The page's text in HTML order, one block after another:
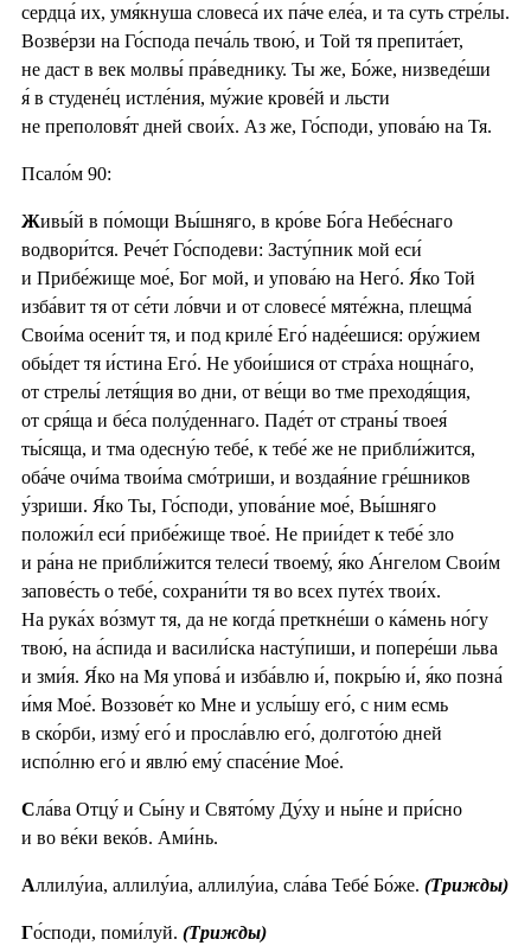
сердца́ их, умя́кнуша словеса́ их па́че еле́а, и та суть стре́лы.
Возве́рзи на Го́спода печа́ль твою́, и Той тя препита́ет,
не даст в век молвы́ пра́веднику. Ты же, Бо́же, низведе́ши
я́ в студене́ц истле́ния, му́жие крове́й и льсти
не преполовя́т дней свои́х. Аз же, Го́споди, упова́ю на Тя.
Псало́м 90:
Живы́й в по́мощи Вы́шняго, в кро́ве Бо́га Небе́снаго
водвори́тся. Рече́т Го́сподеви: Засту́пник мой еси́
и Прибе́жище мое́, Бог мой, и упова́ю на Него́. Я́ко Той
изба́вит тя от се́ти ло́вчи и от словесе́ мяте́жна, плещма́
Свои́ма осени́т тя, и под криле́ Его́ наде́ешися: ору́жием
обы́дет тя и́стина Его́. Не убои́шися от стра́ха нощна́го,
от стрелы́ летя́щия во дни, от ве́щи во тме преходя́щия,
от сря́ща и бе́са полу́деннаго. Паде́т от страны́ твоея́
ты́сяща, и тма одесну́ю тебе́, к тебе́ же не прибли́жится,
оба́че очи́ма твои́ма смо́триши, и воздая́ние гре́шников
у́зриши. Я́ко Ты, Го́споди, упова́ние мое́, Вы́шняго
положи́л еси́ прибе́жище твое́. Не прии́дет к тебе́ зло
и ра́на не прибли́жится телеси́ твоему́, я́ко А́нгелом Свои́м
запове́сть о тебе́, сохрани́ти тя во всех путе́х твои́х.
На рука́х во́змут тя, да не когда́ преткне́ши о ка́мень но́гу
твою́, на а́спида и васили́ска насту́пиши, и попере́ши льва
и зми́я. Я́ко на Мя упова́ и изба́влю и́, покры́ю и́, я́ко позна́
и́мя Мое́. Воззове́т ко Мне и услы́шу его́, с ним есмь
в ско́рби, изму́ его́ и просла́влю его́, долгото́ю дней
испо́лню его́ и явлю́ ему́ спасе́ние Мое́.
Сла́ва Отцу́ и Сы́ну и Свято́му Ду́ху и ны́не и при́сно
и во ве́ки веко́в. Ами́нь.
Аллилу́иа, аллилу́иа, аллилу́иа, сла́ва Тебе́ Бо́же. (Трижды)
Го́споди, поми́луй. (Трижды)